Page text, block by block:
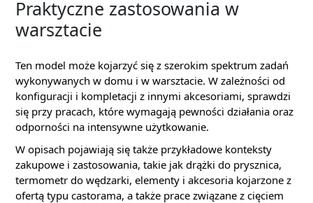
Praktyczne zastosowania w
warsztacie
Ten model może kojarzyć się z szerokim spektrum zadań
wykonywanych w domu i w warsztacie. W zależności od
konfiguracji i kompletacji z innymi akcesoriami, sprawdzi
się przy pracach, które wymagają pewności działania oraz
odporności na intensywne użytkowanie.
W opisach pojawiają się także przykładowe konteksty
zakupowe i zastosowania, takie jak drążki do prysznica,
termometr do wędzarki, elementy i akcesoria kojarzone z
ofertą typu castorama, a także prace związane z cięciem